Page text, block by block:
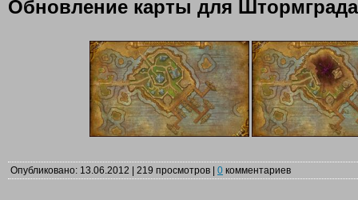
Обновление карты для
Опубликовано: 13.06.2012 | 219 просмотров | 0 комментариев